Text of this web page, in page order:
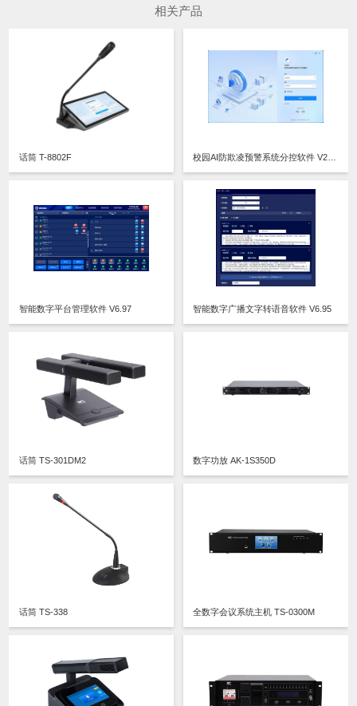
相关产品
话筒 T-8802F
智能数字平台管理软件 V6.97 智能数字广播文字转语音软件 V6.95
话筒 TS-301DM2 数字功放 AK-1S350D
话筒 TS-338 全数字会议系统主机 TS-0300M